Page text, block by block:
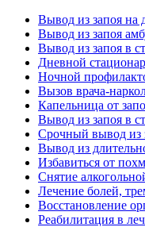
Вывод из запоя на
Вывод из запоя
Вывод из запоя в
Дневной
Ночной
Вызов врача-
Капельница от
Вывод из запоя в
Срочный вывод из
Вывод из
Избавиться от
Снятие
Лечение болей,
Восстановление
Реабилитация в